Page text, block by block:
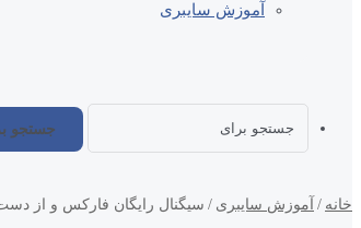
آموزش سایبری
جستجو
خانه / آموزش سایبری / سیگنال رایگان فارکس و از